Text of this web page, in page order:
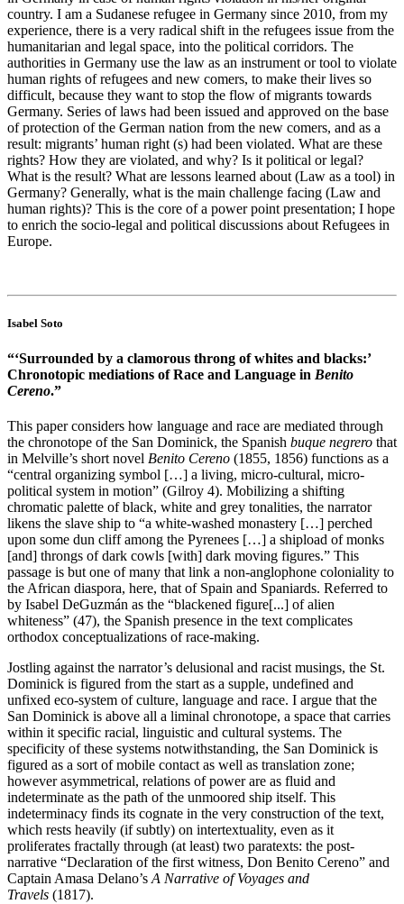
country. I am a Sudanese refugee in Germany since 2010, from my
experience, there is a very radical shift in the refugees issue from the
humanitarian and legal space, into the political corridors. The
authorities in Germany use the law as an instrument or tool to violate
human rights of refugees and new comers, to make their lives so
difficult, because they want to stop the flow of migrants towards
Germany. Series of laws had been issued and approved on the base
of protection of the German nation from the new comers, and as a
result: migrants’ human right (s) had been violated. What are these
rights? How they are violated, and why? Is it political or legal?
What is the result? What are lessons learned about (Law as a tool) in
Germany? Generally, what is the main challenge facing (Law and
human rights)? This is the core of a power point presentation; I hope
to enrich the socio-legal and political discussions about Refugees in
Europe.
Isabel Soto
“‘Surrounded by a clamorous throng of whites and blacks:’
Chronotopic mediations of Race and Language in Benito
Cereno.”
This paper considers how language and race are mediated through
the chronotope of the San Dominick, the Spanish buque negrero that
in Melville’s short novel Benito Cereno (1855, 1856) functions as a
“central organizing symbol […] a living, micro-cultural, micro-
political system in motion” (Gilroy 4). Mobilizing a shifting
chromatic palette of black, white and grey tonalities, the narrator
likens the slave ship to “a white-washed monastery […] perched
upon some dun cliff among the Pyrenees […] a shipload of monks
[and] throngs of dark cowls [with] dark moving figures.” This
passage is but one of many that link a non-anglophone coloniality to
the African diaspora, here, that of Spain and Spaniards. Referred to
by Isabel DeGuzmán as the “blackened figure[...] of alien
whiteness” (47), the Spanish presence in the text complicates
orthodox conceptualizations of race-making.
Jostling against the narrator’s delusional and racist musings, the St.
Dominick is figured from the start as a supple, undefined and
unfixed eco-system of culture, language and race. I argue that the
San Dominick is above all a liminal chronotope, a space that carries
within it specific racial, linguistic and cultural systems. The
specificity of these systems notwithstanding, the San Dominick is
figured as a sort of mobile contact as well as translation zone;
however asymmetrical, relations of power are as fluid and
indeterminate as the path of the unmoored ship itself. This
indeterminacy finds its cognate in the very construction of the text,
which rests heavily (if subtly) on intertextuality, even as it
proliferates fractally through (at least) two paratexts: the post-
narrative “Declaration of the first witness, Don Benito Cereno” and
Captain Amasa Delano’s A Narrative of Voyages and
Travels (1817).